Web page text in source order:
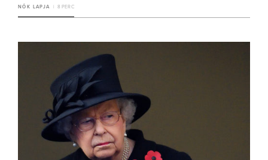
NŐK LAPJA 8 PERC